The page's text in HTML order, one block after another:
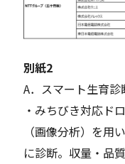
別紙2
A．スマート生育診
・みちびき対応ド
（画像分析）を用
に診断。収量・品